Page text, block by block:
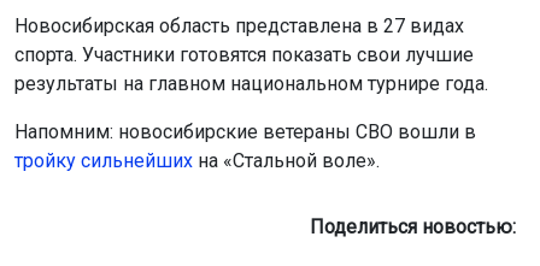
Новосибирская область представлена в 27 видах
спорта. Участники готовятся показать свои лучшие
результаты на главном национальном турнире года.
Напомним: новосибирские ветераны СВО вошли в
тройку сильнейших на «Стальной воле».
Поделиться новостью: